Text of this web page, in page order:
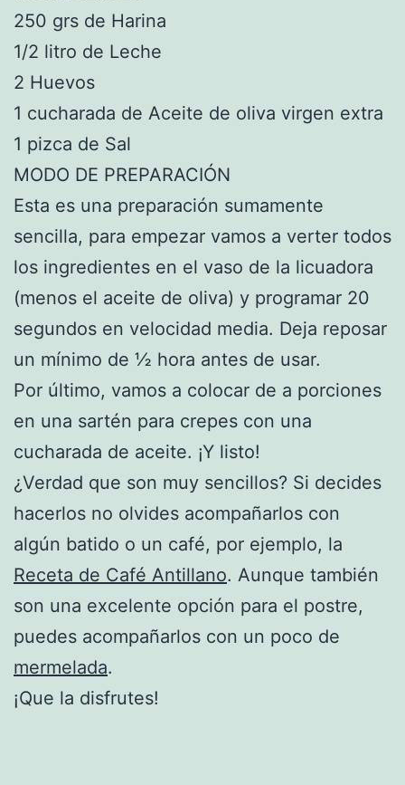
250 grs de Harina
1/2 litro de Leche
2 Huevos
1 cucharada de Aceite de oliva virgen extra
1 pizca de Sal
MODO DE PREPARACIÓN
Esta es una preparación sumamente
sencilla, para empezar vamos a verter todos
los ingredientes en el vaso de la licuadora
(menos el aceite de oliva) y programar 20
segundos en velocidad media. Deja reposar
un mínimo de ½ hora antes de usar.
Por último, vamos a colocar de a porciones
en una sartén para crepes con una
cucharada de aceite. ¡Y listo!
¿Verdad que son muy sencillos? Si decides
hacerlos no olvides acompañarlos con
algún batido o un café, por ejemplo, la
Receta de Café Antillano. Aunque también
son una excelente opción para el postre,
puedes acompañarlos con un poco de
mermelada.
¡Que la disfrutes!